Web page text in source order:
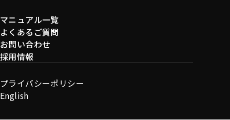
マニュアル一覧
よくあるご質問
お問い合わせ
採用情報
プライバシーポリシー
English